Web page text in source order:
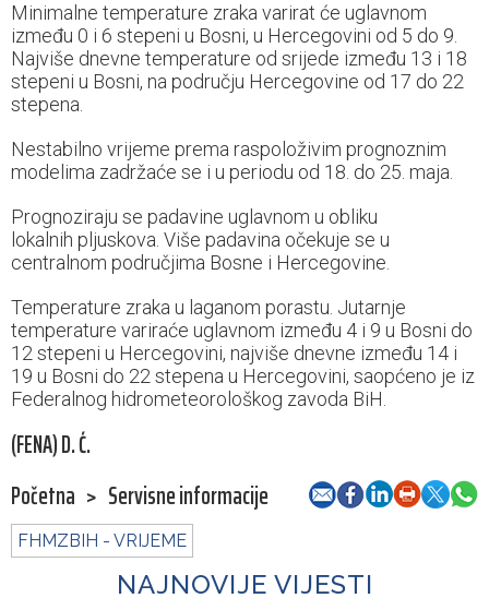
Minimalne temperature zraka varirat će uglavnom
između 0 i 6 stepeni u Bosni, u Hercegovini od 5 do 9.
Najviše dnevne temperature od srijede između 13 i 18
stepeni u Bosni, na području Hercegovine od 17 do 22
stepena.
Nestabilno vrijeme prema raspoloživim prognoznim
modelima zadržaće se i u periodu od 18. do 25. maja.
Prognoziraju se padavine uglavnom u obliku
lokalnih pljuskova. Više padavina očekuje se u
centralnom područjima Bosne i Hercegovine.
Temperature zraka u laganom porastu. Jutarnje
temperature variraće uglavnom između 4 i 9 u Bosni do
12 stepeni u Hercegovini, najviše dnevne između 14 i
19 u Bosni do 22 stepena u Hercegovini, saopćeno je iz
Federalnog hidrometeorološkog zavoda BiH.
(FENA) D. Ć.
Početna > Servisne informacije
FHMZBIH - VRIJEME
NAJNOVIJE VIJESTI